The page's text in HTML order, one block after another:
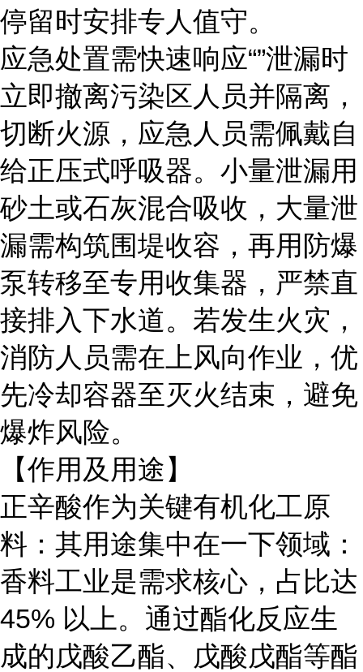
停留时安排专人值守。
应急处置需快速响应“”泄漏时
立即撤离污染区人员并隔离，
切断火源，应急人员需佩戴自
给正压式呼吸器。小量泄漏用
砂土或石灰混合吸收，大量泄
漏需构筑围堤收容，再用防爆
泵转移至专用收集器，严禁直
接排入下水道。若发生火灾，
消防人员需在上风向作业，优
先冷却容器至灭火结束，避免
爆炸风险。
【作用及用途】
正辛酸作为关键有机化工原
料：其用途集中在一下领域 ：
香料工业是需求核心，占比达
45% 以上。通过酯化反应生
成的戊酸乙酯、戊酸戊酯等酯